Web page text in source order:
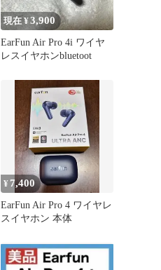
現在 ¥3,900
EarFun Air Pro 4i ワイヤ
レスイヤホンbluetoot
¥ 7,400
EarFun Air Pro 4 ワイヤレ
スイヤホン 本体